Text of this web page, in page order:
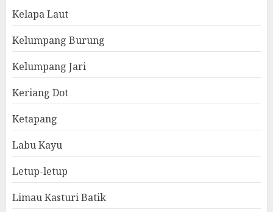
Kelapa Laut
Kelumpang Burung
Kelumpang Jari
Keriang Dot
Ketapang
Labu Kayu
Letup-letup
Limau Kasturi Batik